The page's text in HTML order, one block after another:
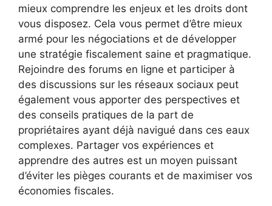
mieux comprendre les enjeux et les droits dont
vous disposez. Cela vous permet d’être mieux
armé pour les négociations et de développer
une stratégie fiscalement saine et pragmatique.
Rejoindre des forums en ligne et participer à
des discussions sur les réseaux sociaux peut
également vous apporter des perspectives et
des conseils pratiques de la part de
propriétaires ayant déjà navigué dans ces eaux
complexes. Partager vos expériences et
apprendre des autres est un moyen puissant
d’éviter les pièges courants et de maximiser vos
économies fiscales.